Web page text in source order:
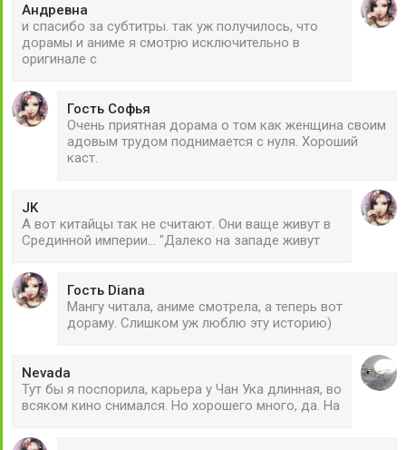
Андревна
и спасибо за субтитры. так уж получилось, что
дорамы и аниме я смотрю исключительно в
оригинале с
Гость Софья
Очень приятная дорама о том как женщина своим
адовым трудом поднимается с нуля. Хороший
каст.
JK
А вот китайцы так не считают. Они ваще живут в
Срединной империи... "Далеко на западе живут
Гость Diana
Мангу читала, аниме смотрела, а теперь вот
дораму. Слишком уж люблю эту историю)
Nevada
Тут бы я поспорила, карьера у Чан Ука длинная, во
всяком кино снимался. Но хорошего много, да. На